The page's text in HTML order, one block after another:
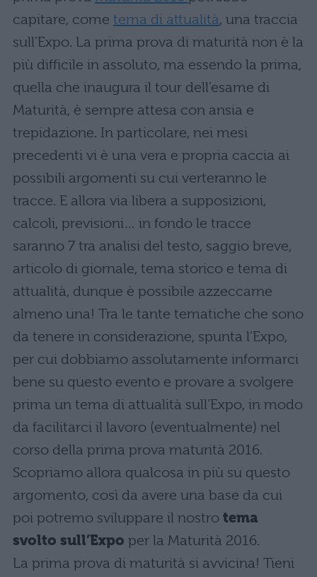
capitare, come tema di attualità, una traccia
sull’Expo. La prima prova di maturità non è la
più difficile in assoluto, ma essendo la prima,
quella che inaugura il tour dell’esame di
Maturità, è sempre attesa con ansia e
trepidazione. In particolare, nei mesi
precedenti vi è una vera e propria caccia ai
possibili argomenti su cui verteranno le
tracce. E allora via libera a supposizioni,
calcoli, previsioni… in fondo le tracce
saranno 7 tra analisi del testo, saggio breve,
articolo di giornale, tema storico e tema di
attualità, dunque è possibile azzeccarne
almeno una! Tra le tante tematiche che sono
da tenere in considerazione, spunta l’Expo,
per cui dobbiamo assolutamente informarci
bene su questo evento e provare a svolgere
prima un tema di attualità sull’Expo, in modo
da facilitarci il lavoro (eventualmente) nel
corso della prima prova maturità 2016.
Scopriamo allora qualcosa in più su questo
argomento, così da avere una base da cui
poi potremo sviluppare il nostro tema
svolto sull’Expo per la Maturità 2016.
La prima prova di maturità si avvicina! Tieni